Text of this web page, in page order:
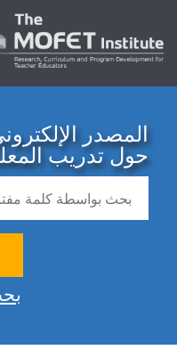
المصدر
حول تدريب